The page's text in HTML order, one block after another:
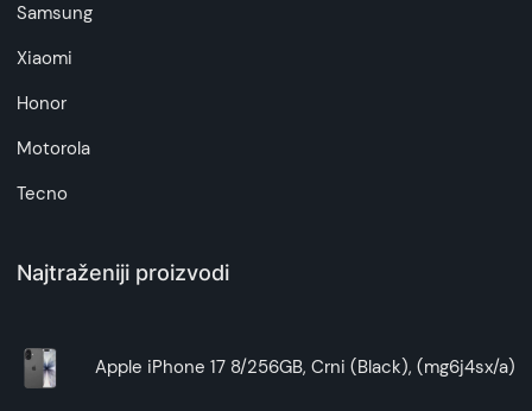
da garantuje da su svi podaci apsolutno ispravni.
Samsung
Xiaomi
Honor
Motorola
Tecno
Najtraženiji proizvodi
Apple iPhone 17 8/256GB, Crni (Black), (mg6j4sx/a)